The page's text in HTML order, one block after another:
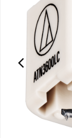
喇叭
訊源DAC耳擴
其他類型